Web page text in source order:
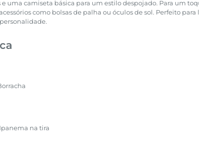
e uma camiseta básica para um estilo despojado. Para um
como bolsas de palha ou óculos de sol. Perfeito para
na tira